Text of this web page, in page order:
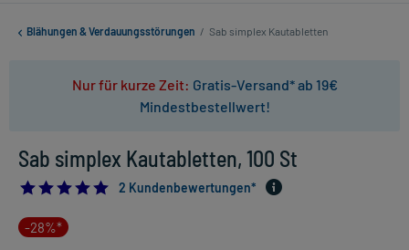
Blähungen & Verdauungsstörungen / Sab simplex Kautabletten
Nur für kurze Zeit: Gratis-Versand* ab 19€
Mindestbestellwert!
Sab simplex Kautabletten, 100 St
5.0
2 Kundenbewertungen*
-28%*